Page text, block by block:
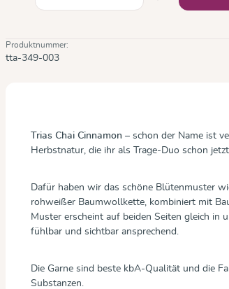
Produktnummer:
tta-349-003
Trias Chai Cinnamon – schon der Name ist
Herbstnatur, die ihr als Trage-Duo schon
Dafür haben wir das schöne Blütenmuster
rohweißer Baumwollkette, kombiniert mit
Muster erscheint auf beiden Seiten gleich in
fühlbar und sichtbar ansprechend.
Die Garne sind beste kbA-Qualität und die
Substanzen.